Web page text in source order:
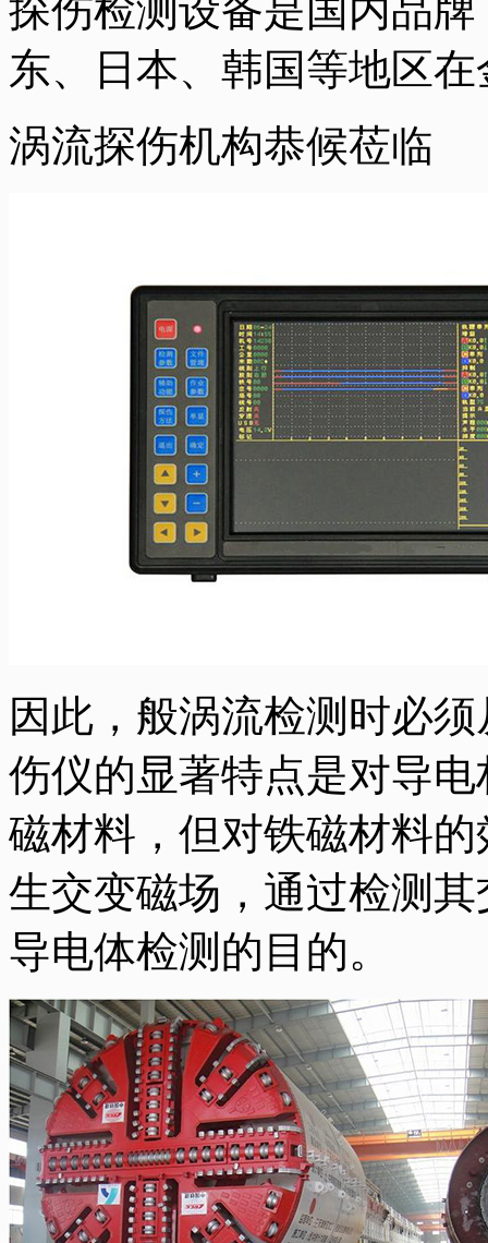
探伤检测设备是国内品
东、日本、韩国等地区
涡流探伤机构恭候莅临
因此，般涡流检测时必
伤仪的显著特点是对导
磁材料，但对铁磁材料
生交变磁场，通过检测
导电体检测的目的。